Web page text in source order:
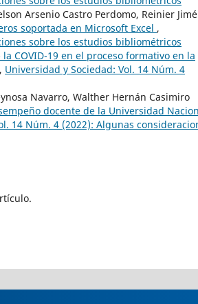
Arsenio Castro Perdomo, Reinier
soportada en Microsoft Excel ,
sobre los estudios bibliométricos
COVID-19 en el proceso formativo en la
, Universidad y Sociedad: Vol. 14 Núm. 4
Navarro, Walther Hernán Casimiro
docente de la Universidad
14 Núm. 4 (2022): Algunas